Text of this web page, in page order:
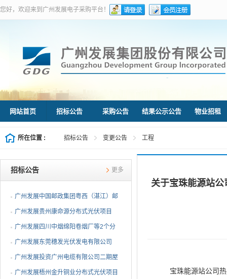
您好，欢迎来到广州发展电子采购平台！
网站首页 招标公告 采购公告 结果公示公告 物业招租
所在位置 : 招标公告 变更公告 工程
关于宝珠能源站
宝珠能源站公司热
招标公告 更多
广州发展中国邮政集团粤西（湛江）邮
件处理中心等3个分布...
广州发展贵州康命源分布式光伏项目
EPC总承包（第二次招标...
广州发展四川中烟绵阳卷烟厂等2个分
布式光伏项目EPC总承包...
广州发展东莞穗发光伏发电有限公司
（广州港新沙港务有限公...
广州发展投资广州电缆有限公司二期屋
顶分布式光伏项目EPC...
广州发展梧州金升铜业分布式光伏项目